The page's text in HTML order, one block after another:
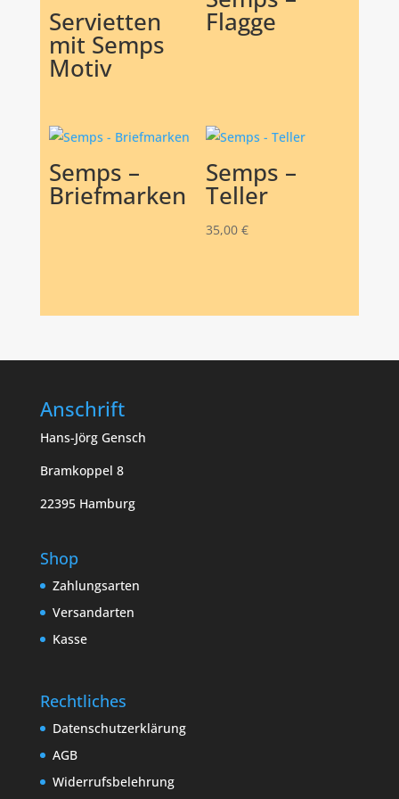
Servietten
mit Semps
Motiv
Flagge
Semps –
Briefmarken
Semps –
Teller
35,00 €
Anschrift
Hans-Jörg Gensch
Bramkoppel 8
22395 Hamburg
Shop
Zahlungsarten
Versandarten
Kasse
Rechtliches
Datenschutzerklärung
AGB
Widerrufsbelehrung